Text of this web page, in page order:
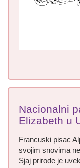
Nacionalni
Elizabeth u
Francuski pisac
svojim snovima
Sjaj prirode je